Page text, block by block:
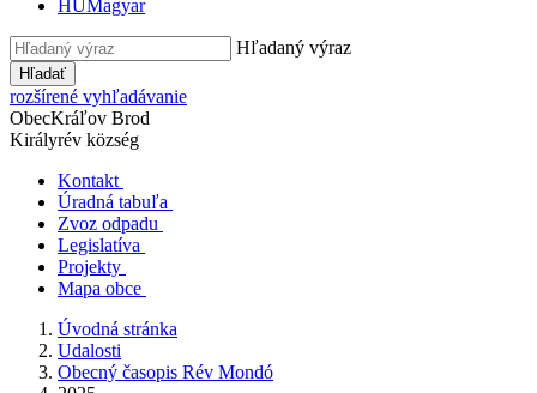
HUMagyar
Hľadaný výraz
Hľadať
rozšírené vyhľadávanie
ObecKráľov Brod
Királyrév község
Kontakt
Úradná tabuľa
Zvoz odpadu
Legislatíva
Projekty
Mapa obce
Úvodná stránka
Udalosti
Obecný časopis Rév Mondó